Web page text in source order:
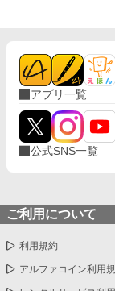
アプリ一覧
公式SNS一覧
ご利用について
利用規約
アルファコイン利用